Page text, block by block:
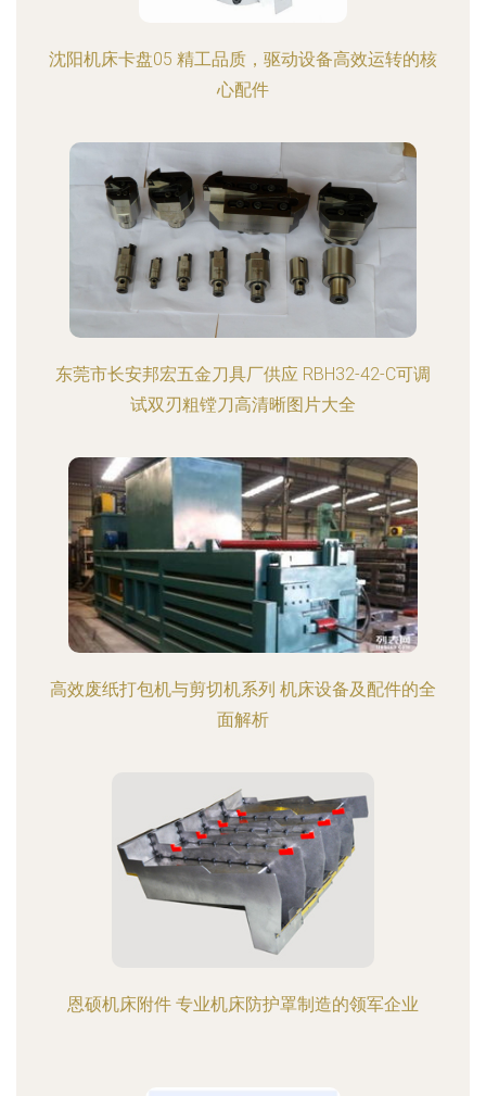
沈阳机床卡盘05 精工品质，驱动设备高效运转的核
心配件
东莞市长安邦宏五金刀具厂供应 RBH32-42-C可调
试双刃粗镗刀高清晰图片大全
高效废纸打包机与剪切机系列 机床设备及配件的全
面解析
恩硕机床附件 专业机床防护罩制造的领军企业